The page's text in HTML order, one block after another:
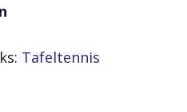
Tafeltennis